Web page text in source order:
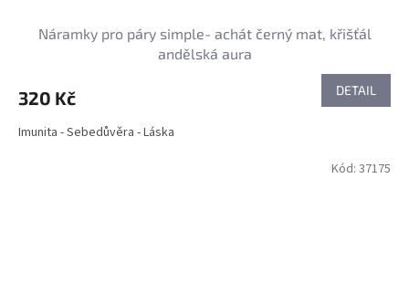
Náramky pro páry simple- achát černý mat, křišťál
andělská aura
320 Kč DETAIL
Imunita - Sebedůvěra - Láska
Kód: 37175